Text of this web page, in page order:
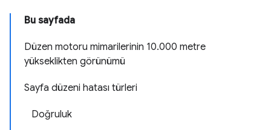
Bu sayfada
Düzen motoru mimarilerinin 10.000 metre
yükseklikten görünümü
Sayfa düzeni hatası türleri
Doğruluk